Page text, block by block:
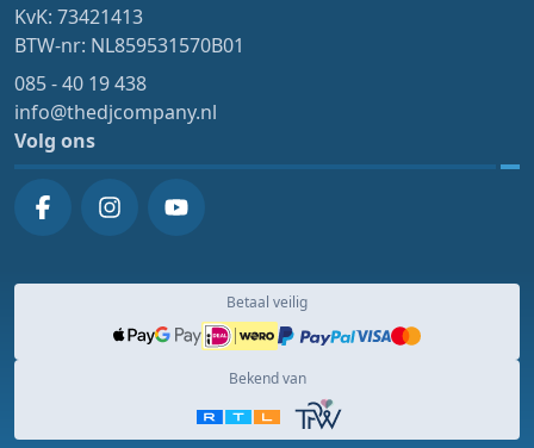
KvK: 73421413
BTW-nr: NL859531570B01
085 - 40 19 438
info@thedjcompany.nl
Volg ons
Betaal veilig
Bekend van